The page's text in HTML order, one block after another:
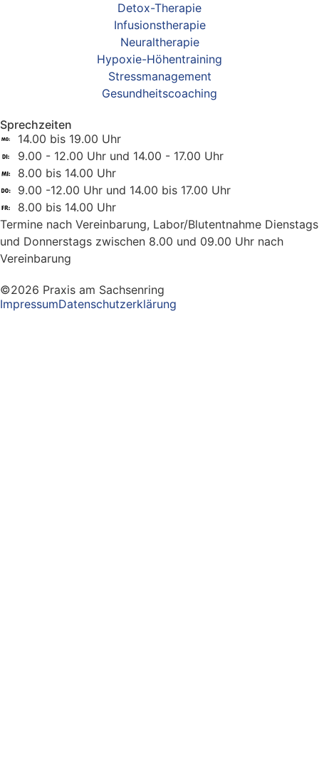
Detox-Therapie
Infusionstherapie
Neuraltherapie
Hypoxie-Höhentraining
Stressmanagement
Gesundheitscoaching
Sprechzeiten
14.00 bis 19.00 Uhr
9.00 - 12.00 Uhr und 14.00 - 17.00 Uhr
8.00 bis 14.00 Uhr
9.00 -12.00 Uhr und 14.00 bis 17.00 Uhr
8.00 bis 14.00 Uhr
Termine nach Vereinbarung, Labor/Blutentnahme Dienstags
und Donnerstags zwischen 8.00 und 09.00 Uhr nach
Vereinbarung
©2026 Praxis am Sachsenring
ImpressumDatenschutzerklärung